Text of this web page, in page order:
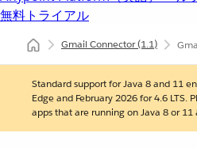
無料トライアル
Gmail Connector(1.1)
Standard support for Java 8 and 11
Edge and February 2026 for 4.6 LTS.
apps that are running on Java 8 or 11